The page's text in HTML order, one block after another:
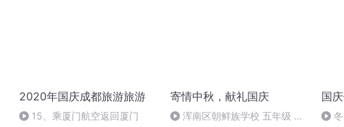
2020年国庆成都旅游旅游
15、乘厦门航空返回厦门
寄情中秋，献礼国庆
浑南区朝鲜族学校 五年级 孙
国